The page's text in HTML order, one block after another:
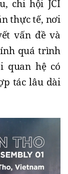
chi hội JCI
thực tế, nơi
vấn đề và
quá trình
quan hệ có
tác lâu dài